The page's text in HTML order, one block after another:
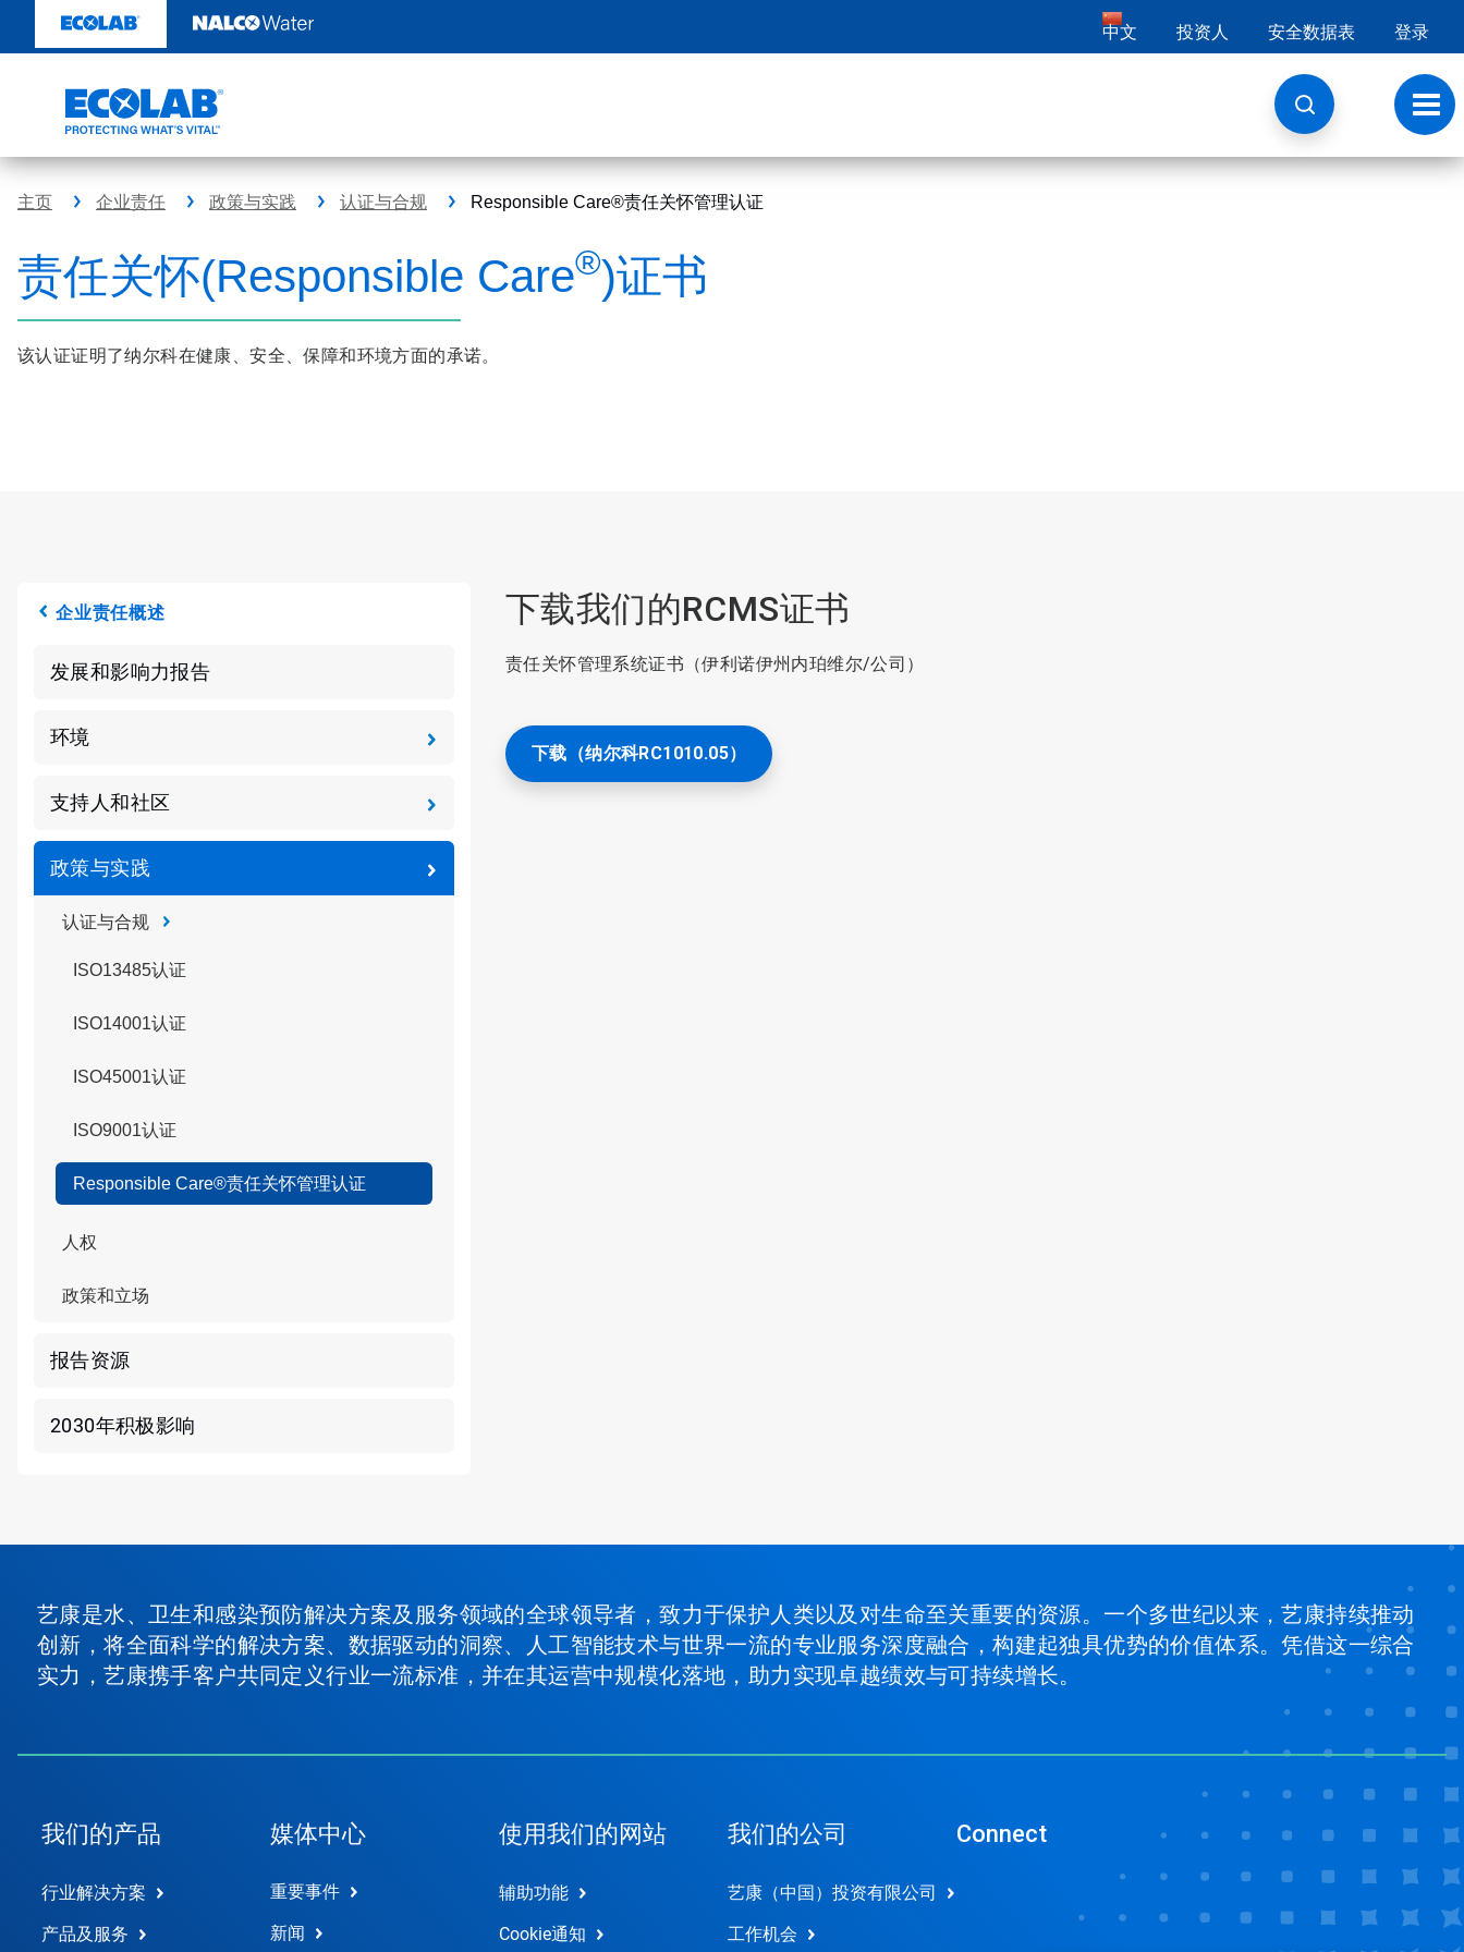
至
中文 投资人 安全数据表 登录
切
换
导
航
主页 企业责任 政策与实践 认证与合规 Responsible Care®责任关怀管理认证
责任关怀(Responsible Care®)证书
该认证证明了纳尔科在健康、安全、保障和环境方面的承诺。
企业责任概述
发展和影响力报告
环境
支持人和社区
政策与实践
认证与合规
ISO13485认证
ISO14001认证
ISO45001认证
ISO9001认证
Responsible Care®责任关怀管理认证
人权
政策和立场
报告资源
2030年积极影响
下载我们的RCMS证书
责任关怀管理系统证书（伊利诺伊州内珀维尔/公司）
下载（纳尔科RC1010.05）
艺康是水、卫生和感染预防解决方案及服务领域的全球领导者，致力于保护人类以及对生命至关重要的资源。一个多世纪以来，艺康持续推动
创新，将全面科学的解决方案、数据驱动的洞察、人工智能技术与世界一流的专业服务深度融合，构建起独具优势的价值体系。凭借这一综合
实力，艺康携手客户共同定义行业一流标准，并在其运营中规模化落地，助力实现卓越绩效与可持续增长。
我们的产品
行业解决方案
产品及服务
媒体中心
重要事件
新闻
使用我们的网站
辅助功能
Cookie通知
我们的公司
艺康（中国）投资有限公司
工作机会
Connect